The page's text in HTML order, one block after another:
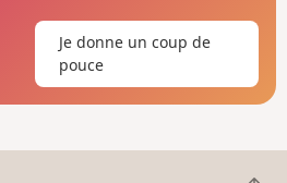
Je donne un coup de
pouce